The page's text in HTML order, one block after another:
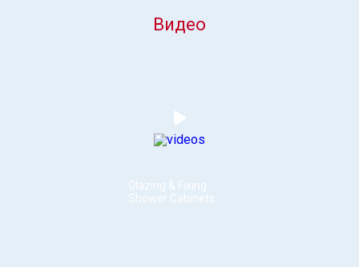
Видео
Glazing & Fixing
Shower Cabinets